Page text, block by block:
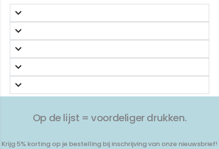
Op de lijst = voordeliger drukken.
Krijg 5% korting op je bestelling bij inschrijving van onze nieuwsbrief!